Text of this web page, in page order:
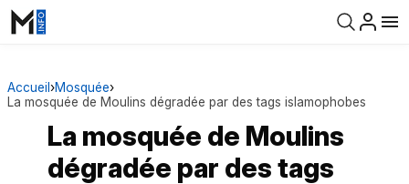
Accueil ›Mosquée›
La mosquée de Moulins dégradée par des tags islamophobes
La mosquée de Moulins
dégradée par des tags